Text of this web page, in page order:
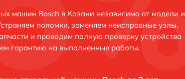
машин Bosch в Казани независимо от модели и
поломки, заменяем неисправные узлы,
и проводим полную проверку устройства
гарантию на выполненные работы.